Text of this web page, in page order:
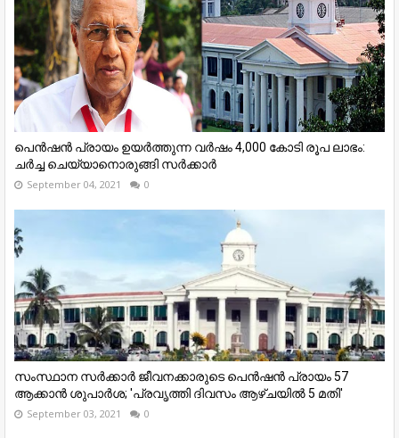
പെന്‍ഷന്‍ പ്രായം ഉയര്‍ത്തുന്ന വര്‍ഷം 4,000 കോടി രൂപ ലാഭം:
ചർച്ച ചെയ്യാനൊരുങ്ങി സര്‍ക്കാർ
September 04, 2021 0
സംസ്ഥാന സർക്കാർ ജീവനക്കാരുടെ പെൻഷൻ പ്രായം 57
ആക്കാൻ ശുപാർശ; 'പ്രവൃത്തി ദിവസം ആഴ്ചയിൽ 5 മതി'
September 03, 2021 0